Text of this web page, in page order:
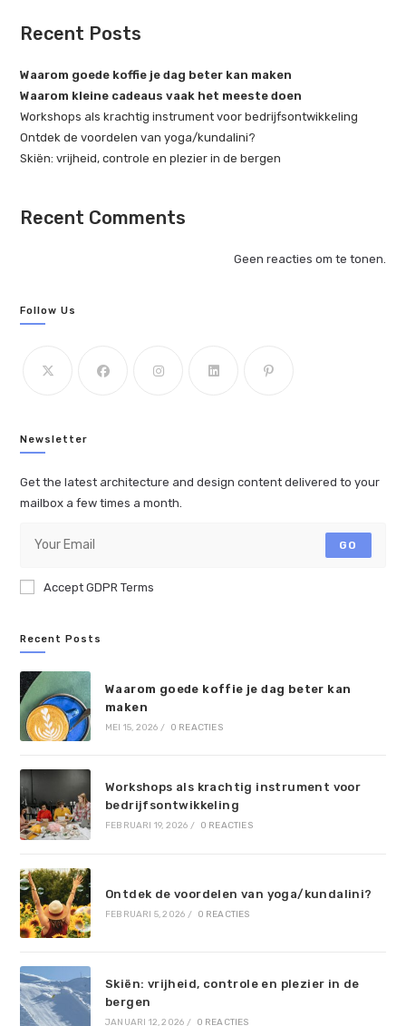
Recent Posts
Waarom goede koffie je dag beter kan maken
Waarom kleine cadeaus vaak het meeste doen
Workshops als krachtig instrument voor bedrijfsontwikkeling
Ontdek de voordelen van yoga/kundalini?
Skiën: vrijheid, controle en plezier in de bergen
Recent Comments
Geen reacties om te tonen.
Follow Us
Newsletter
Get the latest architecture and design content delivered to your
mailbox a few times a month.
GO
Accept GDPR Terms
Recent Posts
Waarom goede koffie je dag beter kan
maken
MEI 15, 2026 / 0 REACTIES
Workshops als krachtig instrument voor
bedrijfsontwikkeling
FEBRUARI 19, 2026 / 0 REACTIES
Ontdek de voordelen van yoga/kundalini?
FEBRUARI 5, 2026 / 0 REACTIES
Skiën: vrijheid, controle en plezier in de
bergen
JANUARI 12, 2026 / 0 REACTIES